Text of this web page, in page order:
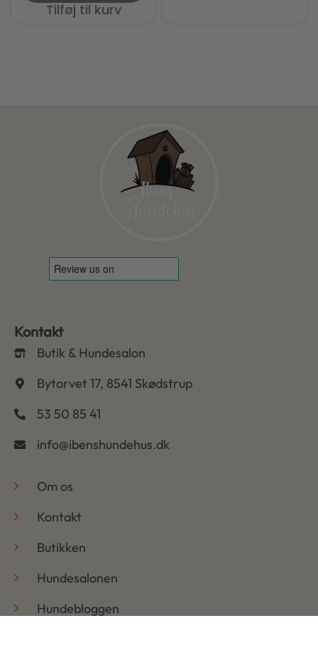
Tilføj til kurv
Kontakt
Butik & Hundesalon
Bytorvet 17, 8541 Skødstrup
53 50 85 41
info@ibenshundehus.dk
Om os
Kontakt
Butikken
Hundesalonen
Hundebloggen